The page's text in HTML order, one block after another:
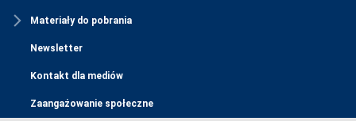
Materiały do pobrania
Newsletter
Kontakt dla mediów
Zaangażowanie społeczne